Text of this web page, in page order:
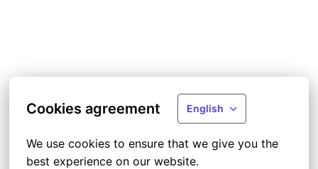
Cookies agreement English
We use cookies to ensure that we give you the
best experience on our website.